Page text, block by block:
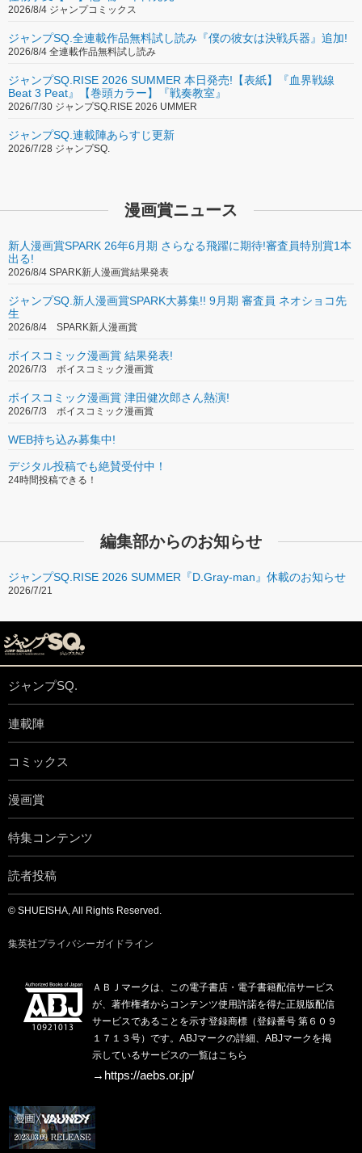
2026/8/4 ジャンプコミックス
ジャンプSQ.全連載作品無料試し読み『僕の彼女は決戦兵器』追加!
2026/8/4 全連載作品無料試し読み
ジャンプSQ.RISE 2026 SUMMER 本日発売!【表紙】『血界戦線
Beat 3 Peat』【巻頭カラー】『戦奏教室』
2026/7/30 ジャンプSQ.RISE 2026 UMMER
ジャンプSQ.連載陣あらすじ更新
2026/7/28 ジャンプSQ.
漫画賞ニュース
新人漫画賞SPARK 26年6月期 さらなる飛躍に期待!審査員特別賞1本
出る!
2026/8/4 SPARK新人漫画賞結果発表
ジャンプSQ.新人漫画賞SPARK大募集!! 9月期 審査員 ネオショコ先
生
2026/8/4 SPARK新人漫画賞
ボイスコミック漫画賞 結果発表!
2026/7/3 ボイスコミック漫画賞
ボイスコミック漫画賞 津田健次郎さん熱演!
2026/7/3 ボイスコミック漫画賞
WEB持ち込み募集中!
デジタル投稿でも絶賛受付中！
24時間投稿できる！
編集部からのお知らせ
ジャンプSQ.RISE 2026 SUMMER『D.Gray-man』休載のお知らせ
2026/7/21
ジャンプSQ.
連載陣
コミックス
漫画賞
特集コンテンツ
読者投稿
© SHUEISHA, All Rights Reserved.
集英社プライバシーガイドライン
ＡＢＪマークは、この電子書店・電子書籍配信サービス
が、著作権者からコンテンツ使用許諾を得た正規版配信
サービスであることを示す登録商標（登録番号 第６０９
１７１３号）です。ABJマークの詳細、ABJマークを掲
示しているサービスの一覧はこちら
→https://aebs.or.jp/